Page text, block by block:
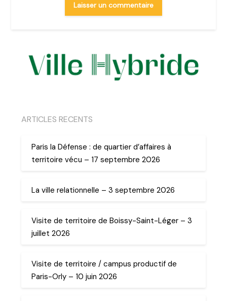
ARTICLES RECENTS
Paris la Défense : de quartier d’affaires à
territoire vécu – 17 septembre 2026
La ville relationnelle – 3 septembre 2026
Visite de territoire de Boissy-Saint-Léger – 3
juillet 2026
Visite de territoire / campus productif de
Paris-Orly – 10 juin 2026